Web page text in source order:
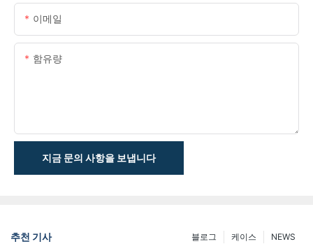
이메일
함유량
지금 문의 사항을 보냅니다
추천 기사 NEWS
케이스
블로그